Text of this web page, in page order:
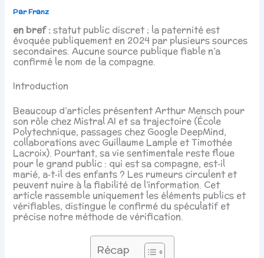
ParFranz
en bref :statut public discret ; la paternité est
évoquée publiquement en 2024 par plusieurs sources
secondaires. Aucune source publique fiable n’a
confirmé le nom de la compagne.
Introduction
Beaucoup d’articles présentent Arthur Mensch pour
son rôle chez Mistral AI et sa trajectoire (École
Polytechnique, passages chez Google DeepMind,
collaborations avec Guillaume Lample et Timothée
Lacroix). Pourtant, sa vie sentimentale reste floue
pour le grand public : qui est sa compagne, est‑il
marié, a‑t‑il des enfants ? Les rumeurs circulent et
peuvent nuire à la fiabilité de l’information. Cet
article rassemble uniquement les éléments publics et
vérifiables, distingue le confirmé du spéculatif et
précise notre méthode de vérification.
Récap